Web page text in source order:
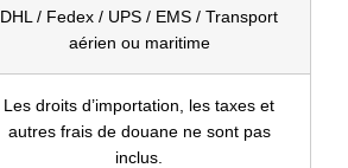
DHL / Fedex / UPS / EMS / Transport
aérien ou maritime
Les droits d’importation, les taxes et
autres frais de douane ne sont pas
inclus.